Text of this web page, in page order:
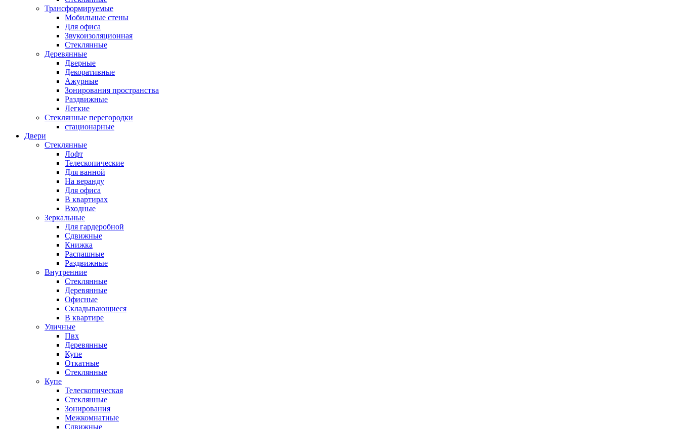
Трансформируемые
Мобильные стены
Для офиса
Звукоизоляционная
Стеклянные
Деревянные
Дверные
Декоративные
Ажурные
Зонирования пространства
Раздвижные
Легкие
Стеклянные перегородки
стационарные
Двери
Стеклянные
Лофт
Телескопические
Для ванной
На веранду
Для офиса
В квартирах
Входные
Зеркальные
Для гардеробной
Сдвижные
Книжка
Распашные
Раздвижные
Внутренние
Стеклянные
Деревянные
Офисные
Складывающиеся
В квартире
Уличные
Пвх
Деревянные
Купе
Откатные
Стеклянные
Купе
Телескопическая
Стеклянные
Зонирования
Межкомнатные
Сдвижные